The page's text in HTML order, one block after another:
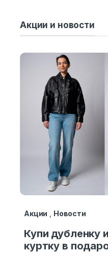
Акции и новости
Акции Новости
Купи дубленку
куртку в